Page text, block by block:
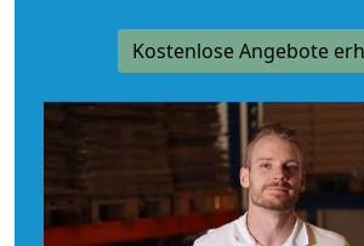
Kostenlose Angebote